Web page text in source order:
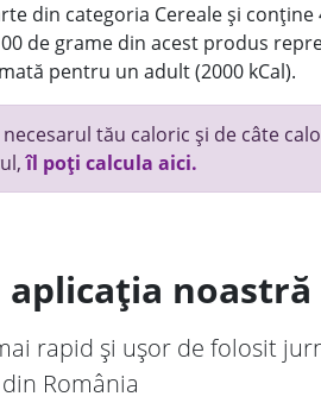
din categoria Cereale și conține
de grame din acest produs
pentru un adult (2000 kCal).
necesarul tău caloric și de câte
îl poți calcula aici.
aplicația
rapid și ușor de folosit
România